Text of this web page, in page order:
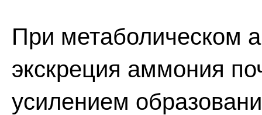
При метаболическом
экскреция аммония
усилением